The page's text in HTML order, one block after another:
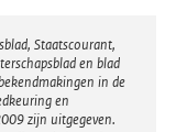
Staatscourant,
en blad
in de
en
zijn uitgegeven.